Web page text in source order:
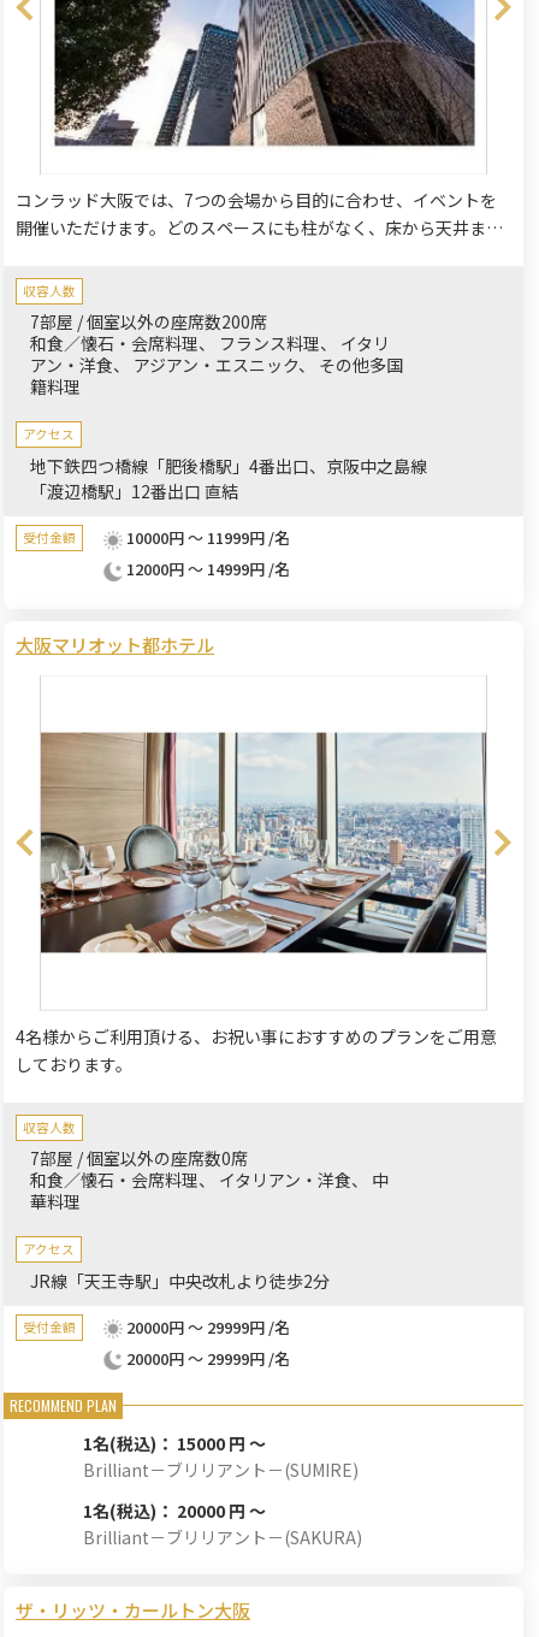
コンラッド大阪では、7つの会場から目的に合わせ、イベントを
開催いただけます。どのスペースにも柱がなく、床から天井まで
のスカイラインや川、海、遠くには山々が見え、最高のパノラマ
をお楽しみいただけます。洗練された温かみのあるインテリア
が、皆さまのイベントが心地よいものとなるようサポートしま
す。
収容人数
7部屋 / 個室以外の座席数200席
和食／懐石・会席料理
フランス料理
イタリ
アン・洋食
アジアン・エスニック
その他多国
籍料理
アクセス
地下鉄四つ橋線「肥後橋駅」4番出口、京阪中之島線
「渡辺橋駅」12番出口 直結
受付金額
10000円 ～ 11999円 /名
12000円 ～ 14999円 /名
大阪マリオット都ホテル
4名様からご利用頂ける、お祝い事におすすめのプランをご用意
しております。
収容人数
7部屋 / 個室以外の座席数0席
和食／懐石・会席料理
イタリアン・洋食
中
華料理
アクセス
JR線「天王寺駅」中央改札より徒歩2分
受付金額
20000円 ～ 29999円 /名
20000円 ～ 29999円 /名
1名(税込)： 15000 円 ～
Brilliant－ブリリアント－(SUMIRE)
1名(税込)： 20000 円 ～
Brilliant－ブリリアント－(SAKURA)
ザ・リッツ・カールトン大阪